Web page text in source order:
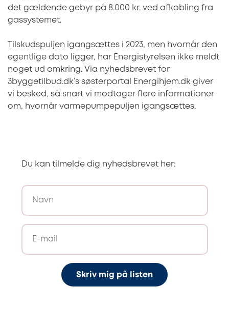
det gældende gebyr på 8.000 kr. ved afkobling fra
gassystemet.
Tilskudspuljen igangsættes i 2023, men hvornår den
egentlige dato ligger, har Energistyrelsen ikke meldt
noget ud omkring. Via nyhedsbrevet for
3byggetilbud.dk’s søsterportal Energihjem.dk giver
vi besked, så snart vi modtager flere informationer
om, hvornår varmepumpepuljen igangsættes.
Du kan tilmelde dig nyhedsbrevet her:
Skriv mig på listen